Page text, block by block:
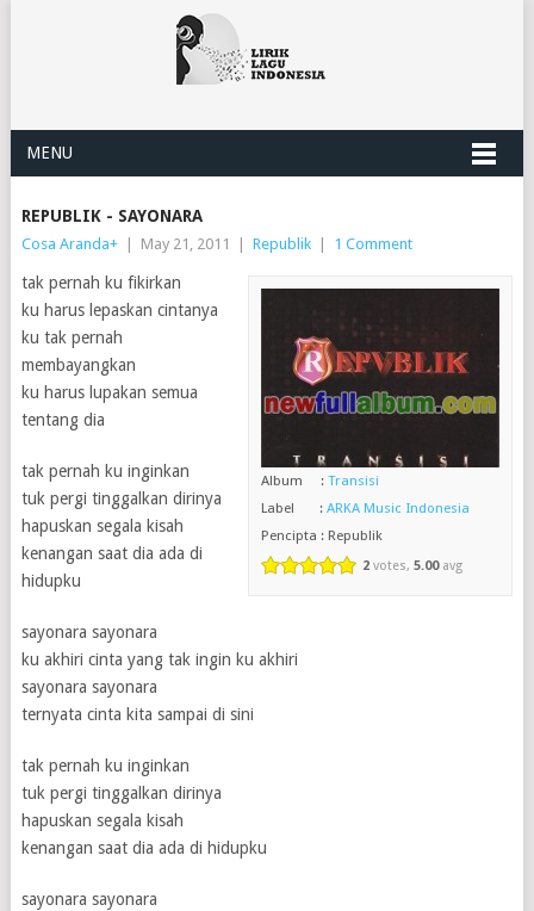
MENU
REPUBLIK - SAYONARA
Cosa Aranda+ May 21, 2011 Republik 1 Comment
Album :Transisi
Label :ARKA Music Indonesia
Pencipta : Republik
2 votes,5.00avg
tak pernah ku fikirkan
ku harus lepaskan cintanya
ku tak pernah
membayangkan
ku harus lupakan semua
tentang dia
tak pernah ku inginkan
tuk pergi tinggalkan dirinya
hapuskan segala kisah
kenangan saat dia ada di
hidupku
sayonara sayonara
ku akhiri cinta yang tak ingin ku akhiri
sayonara sayonara
ternyata cinta kita sampai di sini
tak pernah ku inginkan
tuk pergi tinggalkan dirinya
hapuskan segala kisah
kenangan saat dia ada di hidupku
sayonara sayonara